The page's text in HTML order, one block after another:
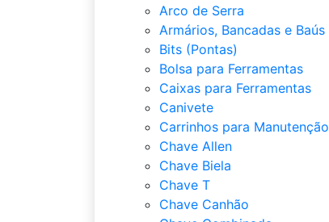
Arco de Serra
Armários, Bancadas e Baús
Bits (Pontas)
Bolsa para Ferramentas
Caixas para Ferramentas
Canivete
Carrinhos para Manutenção
Chave Allen
Chave Biela
Chave T
Chave Canhão